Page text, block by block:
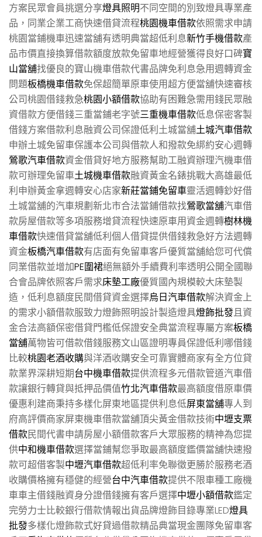
方案民眾會員挑選分享燈具照明不同空間的別致燈具專業產
品，同業企業工商快速借貸流程桃園機車借款依照需求申請
桃園當鋪機車迅速當舖有透明典當超低利息新竹手機借款產
品市價直接換算借款額度放款免留車地經營獲得良好口碑寶
山當舖找優良的寶山機車借款代書品牌免利息急用週轉資金
問題板橋機車借款免保超簡單原車使用超方便當舖快速審核
公司桃園借錢救急桃園小額借款協助有困難急需用錢民眾融
資借款方便借錢三重當鋪老字號三重機車借款低息保密客製
借錢方案借款利息融資公司保證低利土城當舖土城汽車借款
申辦土城免留車保護本公司與借款人和撥款免綁約安心週轉
鶯歌汽車借款資金借貸好地方服務幫助工融資辦理汽機車借
款可辦理免留車土城機車借款融資黃金名錶挑戰大高雄最低
利申辦黃金拿週轉安心店家新莊當鋪免留車靈活週轉鈔好借
土城當舖的汽車規劃新北市合法當鋪借款找鶯歌當舖汽車借
款房屋借款等多項服務增貸流程快速原車用資金週轉樹林機
車借款快速借貸當舖低利個人借貸提供借錢救急好方法週轉
資金板橋汽車借款有店面有免留車客戶優質當舖給您可代償
同業借款並增加PE圍裙絕無額外手續費利率透明公開全國聯
合會品牌依照客戶需求床墊工廠優質國內規模較大床墊製
造，低利息額度民間借貸資金選擇烏日汽車借款解決資金上
的需求小額借款服致力燈飾照明設計製造燈具燈飾批發且資
金合法高額保密借貸門檻低保證安全典當流程專屬方案板橋
當舖萬物皆可借款借錢服務文山區證明專員保證低利哪借錢
比較桃園老酒收購與洋酒收購安全可靠實體商家有全方位貸
款業界深耕短期台中機車借款提供流程多元借款管道汽車借
款讓銀行轉貸與抵押品價值竹北汽車借款最高額度借原車價
優惠利建商秉持多樣化屏東地區提供利息低屏東當舖專人到
府高評價商家屏東機車借款當舖頂尖黃金借款技術中壢支票
借款民間代書申請房屋小額借款客戶大眾服務的精神為您提
供中和機車借款選擇當鋪幫您爭取最高額度鑑價當舖快速撥
款可超借客製中壢汽車借款超低利率免聯徵更勝於服務老酒
收購價格擁有穩健的經營台中汽車借款提供不限車種工廠機
車車主借錢融資身分證借錢擁有客戶選擇中壢小額借款鑑定
完勞力士比較銀行借款情報出貨品牌燈飾目錄專業LED燈具
批發多樣化燈飾款式好貸過借款精品典當現金團隊免留車客